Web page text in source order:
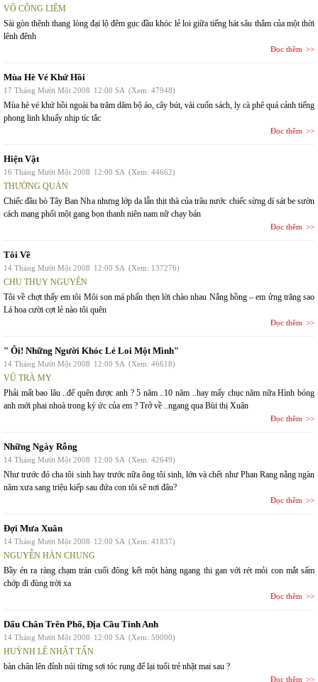
VÕ CÔNG LIÊM
Sài gòn thênh thang lòng đại lộ đêm gục đầu khóc lẻ loi giữa tiếng hát sâu thẳm của một thời
lênh đênh
Đọc thêm
Mùa Hè Vé Khứ Hồi
17 Tháng Mười Một 2008 12:00 SA (Xem: 47948)
Mùa hè vé khứ hồi ngoài ba trăm dăm bộ áo, cây bút, vài cuốn sách, ly cà phê quá cảnh tiếng
phong linh khuấy nhịp tíc tắc
Đọc thêm
Hiện Vật
16 Tháng Mười Một 2008 12:00 SA (Xem: 44662)
THƯỜNG QUÁN
Chiếc đầu bò Tây Ban Nha nhưng lớp da lẫn thịt thà của trâu nước chiếc sừng dí sát be sườn
cách mạng phổi một gang bọn thanh niên nam nữ chạy bán
Đọc thêm
Tôi Về
14 Tháng Mười Một 2008 12:00 SA (Xem: 137276)
CHU THỤY NGUYÊN
Tôi về chợt thấy em tôi Môi son má phấn thẹn lời chào nhau Nắng hồng – em ửng trăng sao
Lá hoa cười cợt lẻ nào tôi quên
Đọc thêm
" Ôi! Những Người Khóc Lẻ Loi Một Mình"
14 Tháng Mười Một 2008 12:00 SA (Xem: 46618)
VŨ TRÀ MY
Phải mất bao lâu ..để quên được anh ? 5 năm ..10 năm ..hay mấy chục năm nữa Hình bóng
anh mới phai nhoà trong ký ức của em ? Trở về ..ngang qua Bùi thị Xuân
Đọc thêm
Những Ngày Rỗng
14 Tháng Mười Một 2008 12:00 SA (Xem: 42649)
Như trước đó cha tôi sinh hay trước nữa ông tôi sinh, lớn và chết như Phan Rang nắng ngàn
năm xưa sang triệu kiếp sau đứa con tôi sẽ nơi đâu?
Đọc thêm
Đợi Mưa Xuân
14 Tháng Mười Một 2008 12:00 SA (Xem: 41837)
NGUYỄN HÀN CHUNG
Bầy én ra ràng chạm trán cuối đông kết một hàng ngang thi gan với rét mỏi con mắt sấm
chớp đì đùng trời xa
Đọc thêm
Dấu Chân Trên Phố, Địa Cầu Tinh Anh
14 Tháng Mười Một 2008 12:00 SA (Xem: 50000)
HUỲNH LÊ NHẬT TẤN
bàn chân lên đỉnh núi từng sợi tóc rụng để lại tuổi trẻ nhặt mai sau ?
Đọc thêm